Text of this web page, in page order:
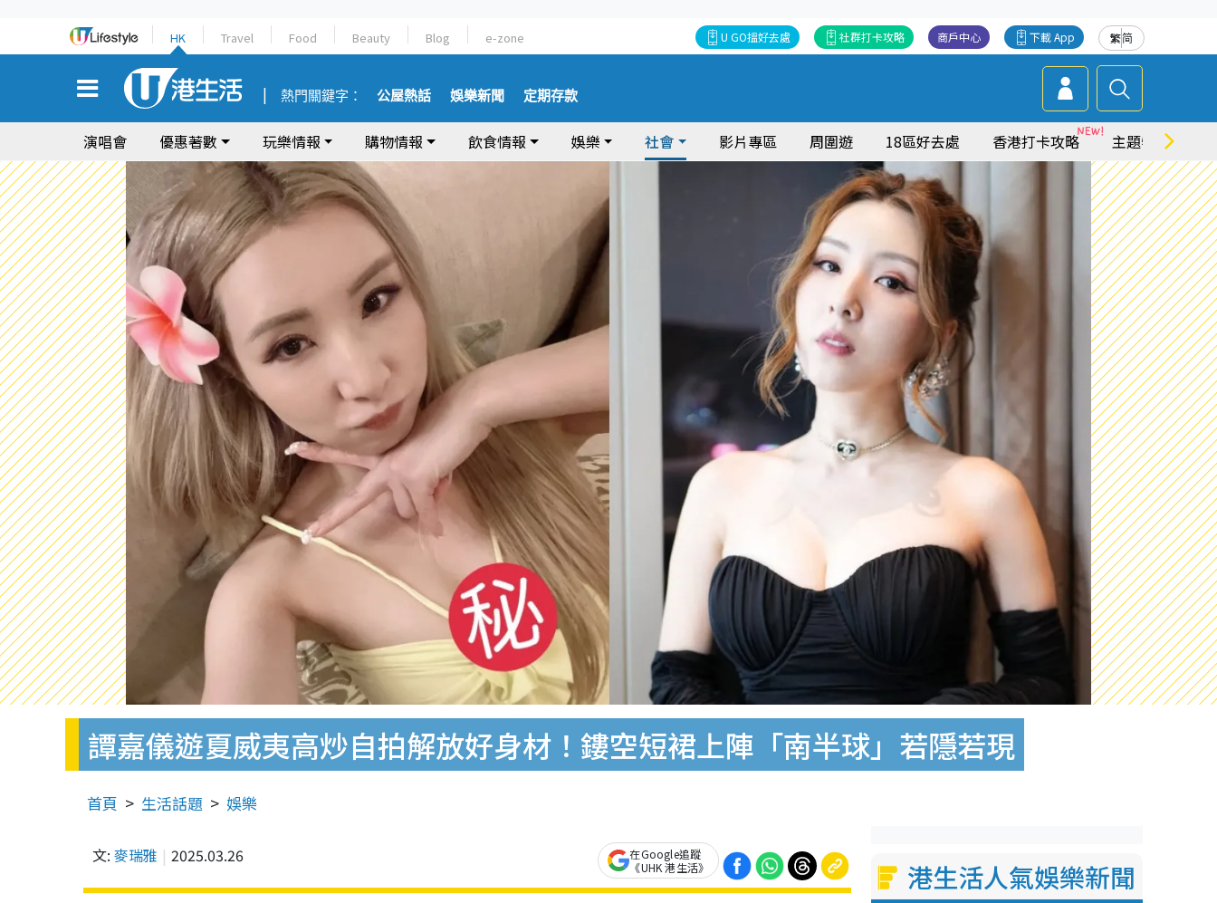
HK Travel Food Beauty Blog e-zone 繁简
下載 App
商戶中心
社群打卡攻略
U GO搵好去處
熱門關鍵字： 公屋熱話 娛樂新聞 定期存款
演唱會 優惠著數 玩樂情報 購物情報 飲食情報 娛樂 社會 影片專區 周圍遊 18區好去處 香港打卡攻略 主題特集
譚嘉儀遊夏威夷高炒自拍解放好身材！鏤空短裙上陣「南半球」若隱若現
首頁 生活話題 娛樂
文: 麥瑞雅 2025.03.26
在Google追蹤
《UHK 港生活》
港生活人氣娛樂新聞